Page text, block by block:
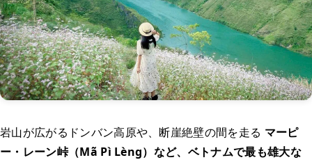
岩山が広がるドンバン高原や、断崖絶壁の間を走る マーピ
ー・レーン峠（Mã Pì Lèng）など、ベトナムで最も雄大な